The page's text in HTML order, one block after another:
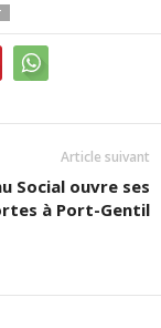
Article suivant
Social ouvre ses
à Port-Gentil